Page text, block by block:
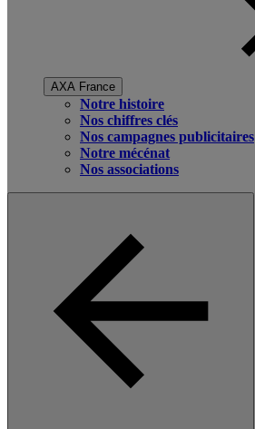
AXA France
Notre histoire
Nos chiffres clés
Nos campagnes publicitaires
Notre mécénat
Nos associations